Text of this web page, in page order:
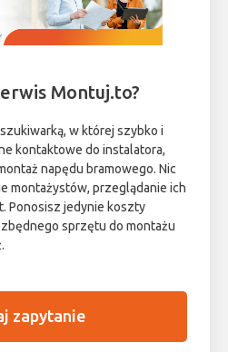
Montuj.to?
w której szybko i
kontaktowe do instalatora,
napędu bramowego. Nic
montażystów, przeglądanie ich
Ponosisz jedynie koszty
sprzętu do montażu
zapytanie